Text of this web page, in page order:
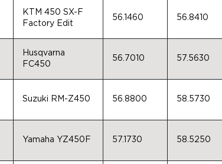
KTM 450 SX-F
Factory Edit
56.1460 56.8410
Husqvarna
FC450
56.7010 57.5630
Suzuki RM-Z450 56.8800 58.5730
Yamaha YZ450F 57.1730 58.5250